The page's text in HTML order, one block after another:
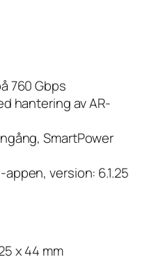
760 Gbps
hantering av AR-
SmartPower
version: 6.1.25
x 44 mm